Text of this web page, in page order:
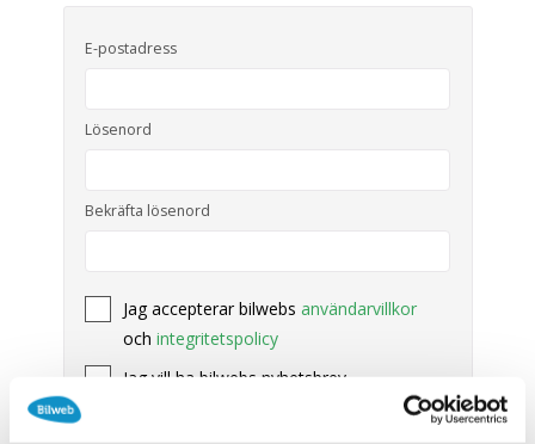
Län (alla)
E-postadress
Lösenord
Bekräfta lösenord
Jag accepterar bilwebs användarvillkor
och integritetspolicy
Jag vill ha bilwebs nyhetsbrev